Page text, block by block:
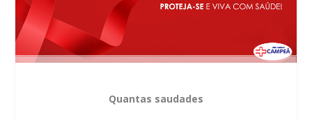
Quantas saudades